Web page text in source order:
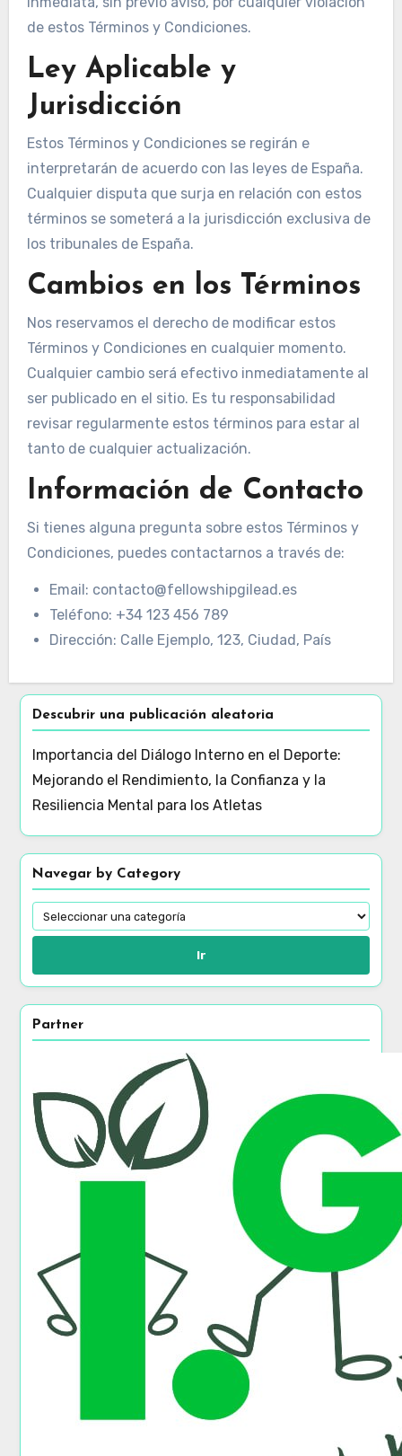
de estos Términos y Condiciones.
Ley Aplicable y
Jurisdicción
Estos Términos y Condiciones se regirán e
interpretarán de acuerdo con las leyes de España.
Cualquier disputa que surja en relación con estos
términos se someterá a la jurisdicción exclusiva de
los tribunales de España.
Cambios en los Términos
Nos reservamos el derecho de modificar estos
Términos y Condiciones en cualquier momento.
Cualquier cambio será efectivo inmediatamente al
ser publicado en el sitio. Es tu responsabilidad
revisar regularmente estos términos para estar al
tanto de cualquier actualización.
Información de Contacto
Si tienes alguna pregunta sobre estos Términos y
Condiciones, puedes contactarnos a través de:
Email: contacto@fellowshipgilead.es
Teléfono: +34 123 456 789
Dirección: Calle Ejemplo, 123, Ciudad, País
Descubrir una publicación aleatoria
Importancia del Diálogo Interno en el Deporte:
Mejorando el Rendimiento, la Confianza y la
Resiliencia Mental para los Atletas
Navegar by Category
Ir
Partner